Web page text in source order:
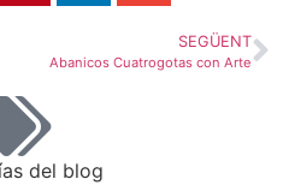
SEGÜENT
Abanicos Cuatrogotas con Arte
del blog